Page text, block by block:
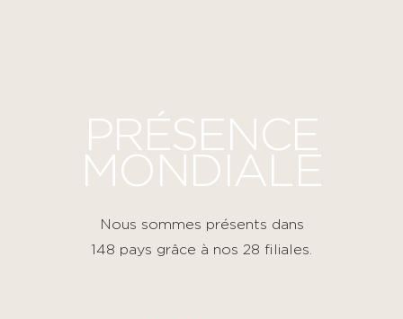
PRÉSENCE
MONDIALE
Nous sommes présents dans
148 pays grâce à nos 28 filiales.